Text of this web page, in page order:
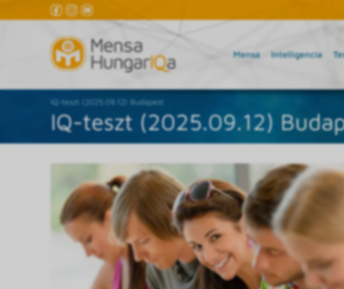
Mensa Intelligencia
IQ-teszt (2025.09.12) Budapest
IQ-teszt (2025.09.12)